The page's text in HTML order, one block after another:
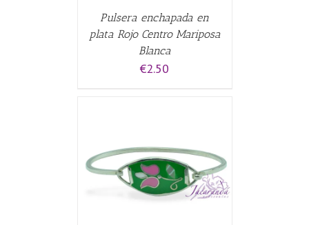
Pulsera enchapada en
plata Rojo Centro Mariposa
Blanca
€2.50